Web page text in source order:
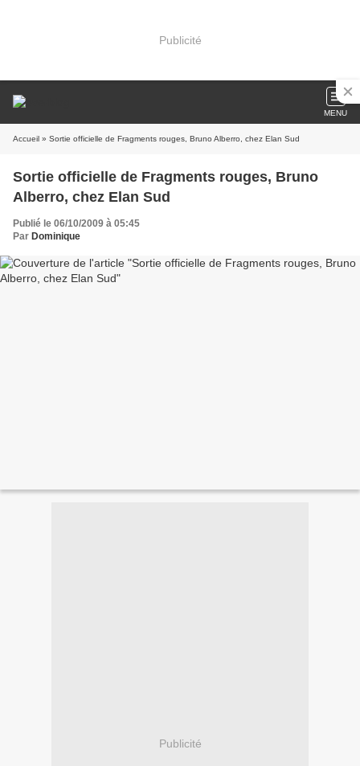
Publicité
MENU
Accueil » Sortie officielle de Fragments rouges, Bruno Alberro, chez Elan Sud
Sortie officielle de Fragments rouges, Bruno
Alberro, chez Elan Sud
Publié le 06/10/2009 à 05:45
Par Dominique
Publicité